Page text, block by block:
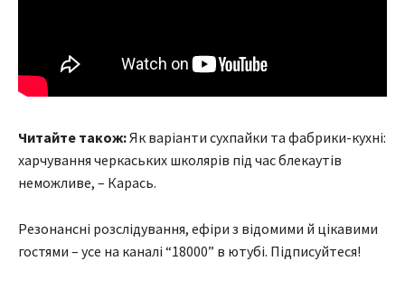
Читайте також:Як варіанти сухпайки та фабрики-кухні:
харчування черкаських школярів під час блекаутів
неможливе, – Карась.
Резонансні розслідування, ефіри з відомими й цікавими
гостями – усе на каналі “18000” в ютубі. Підписуйтеся!